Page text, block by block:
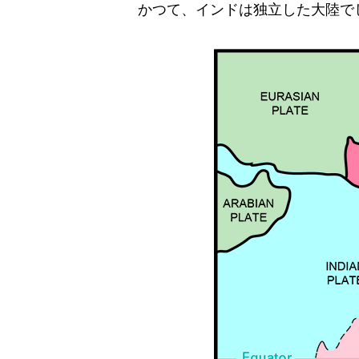
かつて、インドは独立した大陸で